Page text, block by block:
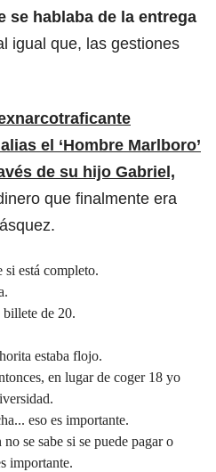
se hablaba de la entrega
igual que, las gestiones
el ‘Hombre Marlboro’
de su hijo Gabriel,
que finalmente era
si está completo.
de 20.
estaba flojo.
en lugar de coger 18 yo
eso es importante.
se sabe si se puede pagar o
importante.